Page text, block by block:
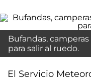
Bufandas,
para salir al ruedo.
El Servicio